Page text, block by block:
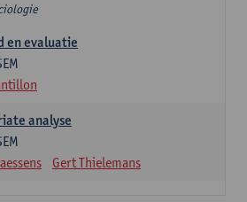
en evaluatie
analyse
Gert Thielemans